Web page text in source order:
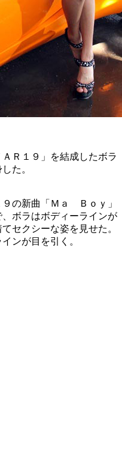
Ｒ１９」を結成したボラ
た。
９の新曲「Ｍａ Ｂｏｙ」
ボラはボディーラインが
セクシーな姿を見せた。
ンが目を引く。